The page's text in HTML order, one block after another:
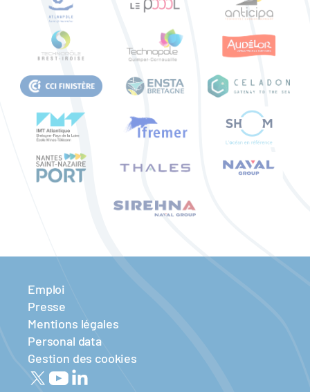
Emploi
Presse
Mentions légales
Personal data
Gestion des cookies